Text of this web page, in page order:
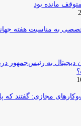
مانده بود
به مناسبت هفته
دیجیتال به رئیس‌جمهور
مجازی: گفتند که